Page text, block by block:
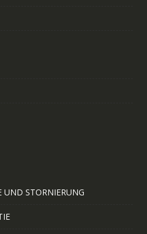
UND STORNIERUNG